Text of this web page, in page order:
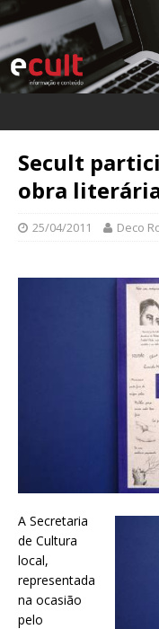
Secult
obra
25/04/2011 Deco
A Secretaria
de Cultura
local,
representada
na ocasião
pelo